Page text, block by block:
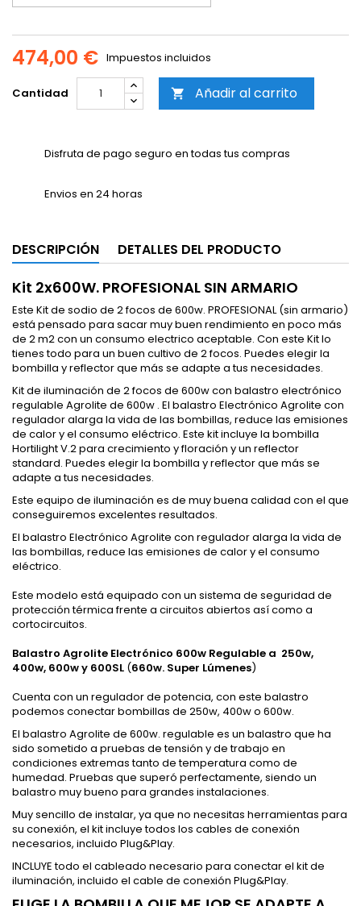
474,00 € Impuestos incluidos
Cantidad  Añadir al carrito
Disfruta de pago seguro en todas tus compras
Envios en 24 horas
DESCRIPCIÓN DETALLES DEL PRODUCTO
Kit 2x600W. PROFESIONAL SIN ARMARIO
Este Kit de sodio de 2 focos de 600w. PROFESIONAL (sin armario)
está pensado para sacar muy buen rendimiento en poco más
de 2 m2 con un consumo electrico aceptable. Con este Kit lo
tienes todo para un buen cultivo de 2 focos. Puedes elegir la
bombilla y reflector que más se adapte a tus necesidades.
Kit de iluminación de 2 focos de 600w con balastro electrónico
regulable Agrolite de 600w . El balastro Electrónico Agrolite con
regulador alarga la vida de las bombillas, reduce las emisiones
de calor y el consumo eléctrico. Este kit incluye la bombilla
Hortilight V.2 para crecimiento y floración y un reflector
standard. Puedes elegir la bombilla y reflector que más se
adapte a tus necesidades.
Este equipo de iluminación es de muy buena calidad con el que
conseguiremos excelentes resultados.
El balastro Electrónico Agrolite con regulador alarga la vida de
las bombillas, reduce las emisiones de calor y el consumo
eléctrico.
Este modelo está equipado con un sistema de seguridad de
protección térmica frente a circuitos abiertos así como a
cortocircuitos.
Balastro Agrolite Electrónico 600w Regulable a 250w,
400w, 600w y 600SL (660w. Super Lúmenes)
Cuenta con un regulador de potencia, con este balastro
podemos conectar bombillas de 250w, 400w o 600w.
El balastro Agrolite de 600w. regulable es un balastro que ha
sido sometido a pruebas de tensión y de trabajo en
condiciones extremas tanto de temperatura como de
humedad. Pruebas que superó perfectamente, siendo un
balastro muy bueno para grandes instalaciones.
Muy sencillo de instalar, ya que no necesitas herramientas para
su conexión, el kit incluye todos los cables de conexión
necesarios, incluido Plug&Play.
INCLUYE todo el cableado necesario para conectar el kit de
iluminación, incluido el cable de conexión Plug&Play.